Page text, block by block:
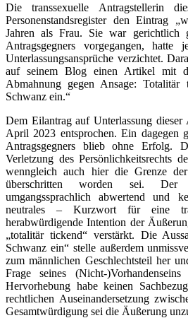
Die transsexuelle Antragstellerin
Personenstandsregister den Eintrag
Jahren als Frau. Sie war gerichtlich
Antragsgegners vorgegangen, hatte
Unterlassungsansprüche verzichtet.
auf seinem Blog einen Artikel mit
Abmahnung gegen Ansage: Totalitär
Schwanz ein.“
Dem Eilantrag auf Unterlassung
April 2023 entsprochen. Ein dagegen
Antragsgegners blieb ohne Erfolg.
Verletzung des Persönlichkeitsrechts
wenngleich auch hier die Grenze
überschritten worden sei.
umgangssprachlich abwertend und
neutrales – Kurzwort für eine
herabwürdigende Intention der
„totalitär tickend“ verstärkt. Die
Schwanz ein“ stelle außerdem
zum männlichen Geschlechtsteil her
Frage seines (Nicht-
Hervorhebung habe keinen
rechtlichen Auseinandersetzung
Gesamtwürdigung sei die Äußerung